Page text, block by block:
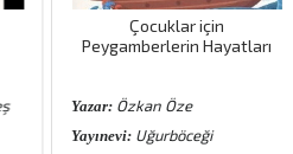
Çocuklar için
Peygamberlerin Hayatları
Yazar:Özkan Öze
Yayınevi:Uğurböceği